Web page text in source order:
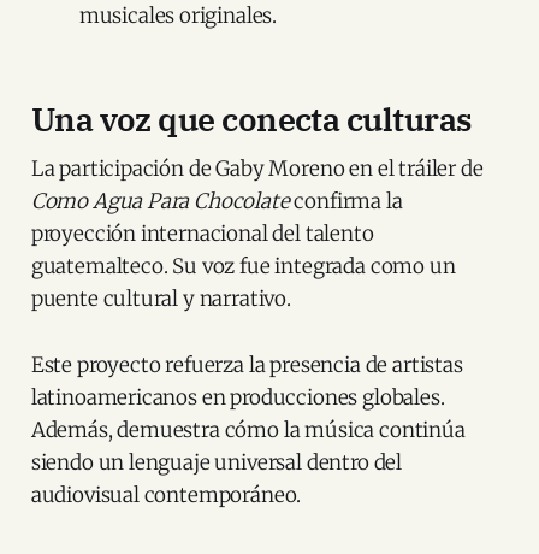
musicales originales.
Una voz que conecta culturas
La participación de Gaby Moreno en el tráiler de
Como Agua Para Chocolateconfirma la
proyección internacional del talento
guatemalteco. Su voz fue integrada como un
puente cultural y narrativo.
Este proyecto refuerza la presencia de artistas
latinoamericanos en producciones globales.
Además, demuestra cómo la música continúa
siendo un lenguaje universal dentro del
audiovisual contemporáneo.